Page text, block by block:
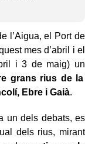
l’Aigua, el Port de
mes d’abril i el
i 3 de maig) un
grans rius de la
Ebre i Gaià.
un dels debats, es
dels rius, mirant